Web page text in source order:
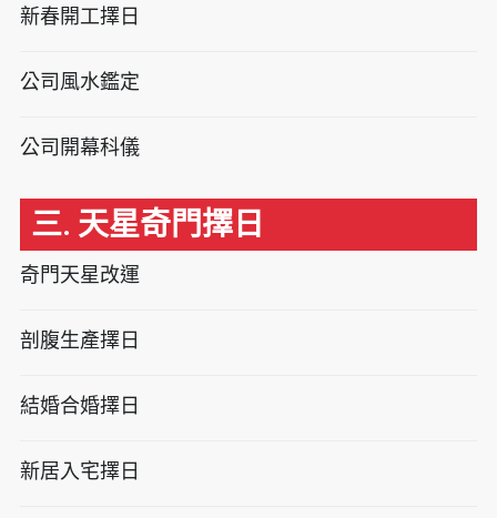
新春開工擇日
公司風水鑑定
公司開幕科儀
三. 天星奇門擇日
奇門天星改運
剖腹生產擇日
結婚合婚擇日
新居入宅擇日